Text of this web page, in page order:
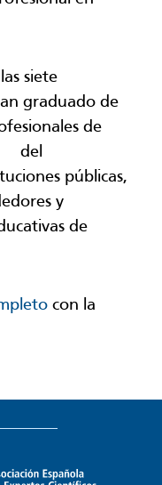
siete
graduado de
de
del
públicas,
y
de
con la